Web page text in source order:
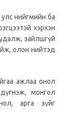
нийгмийн ба
хэрхэн
зайлшгүй
олон нийтэд
ажлаа онол
монгол
арга зүйг